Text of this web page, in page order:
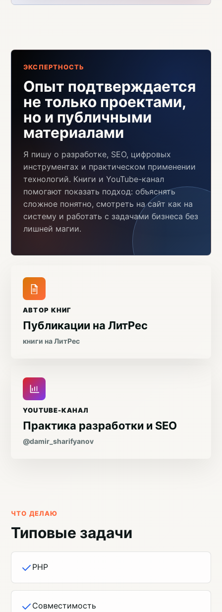
ЭКСПЕРТНОСТЬ
Опыт подтверждается
не только проектами,
но и публичными
материалами
Я пишу о разработке, SEO, цифровых
инструментах и практическом применении
технологий. Книги и YouTube-канал
помогают показать подход: объяснять
сложное понятно, смотреть на сайт как на
систему и работать с задачами бизнеса без
лишней магии.
АВТОР КНИГ
Публикации на ЛитРес
книги на ЛитРес
YOUTUBE-КАНАЛ
Практика разработки и SEO
@damir_sharifyanov
ЧТО ДЕЛАЮ
Типовые задачи
PHP
Совместимость